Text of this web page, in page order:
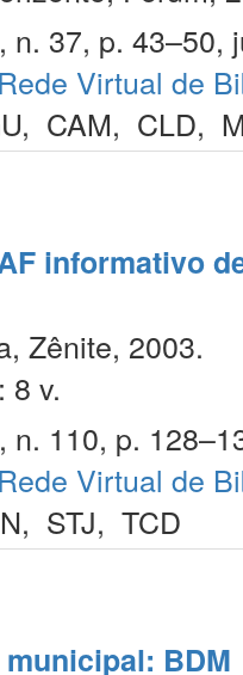
n. 37, p. 43–50,
Rede Virtual de
, CAM, CLD,
informativo
Zênite, 2003.
8 v.
n. 110, p.
Rede Virtual de
, STJ, TCD
BDM